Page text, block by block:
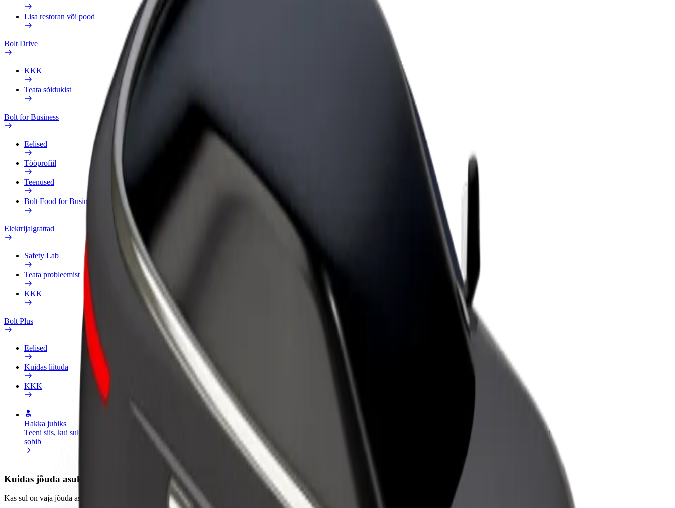
Lisa restoran või pood
Bolt Drive
KKK
Teata sõidukist
Bolt for Business
Eelised
Tööprofiil
Teenused
Bolt Food for Business
Elektrijalgrattad
Safety Lab
Teata probleemist
KKK
Bolt Plus
Eelised
Kuidas liituda
KKK
Hakka juhiks
Teeni siis, kui sulle
sobib
Hakka kulleriks
Toimeta tellimused kohale ja teeni
Lisa restoran või pood
Leia rohkem kliente ja suurenda
Lisa oma sõidukipark Bolti platvormile ja suurenda
Bolt for Business
Bolti teenused sinu
Kuidas jõuda asukohast Tantalizers Uyo sihtkohta Godswill Akpabio International Stadium
Kas sul on vaja jõuda asukohast Tantalizers Uyo sihtkohta Godswill Akpabio International Stadium? Tutvu meie teenustega ja leia endale sobivaim lahendus.